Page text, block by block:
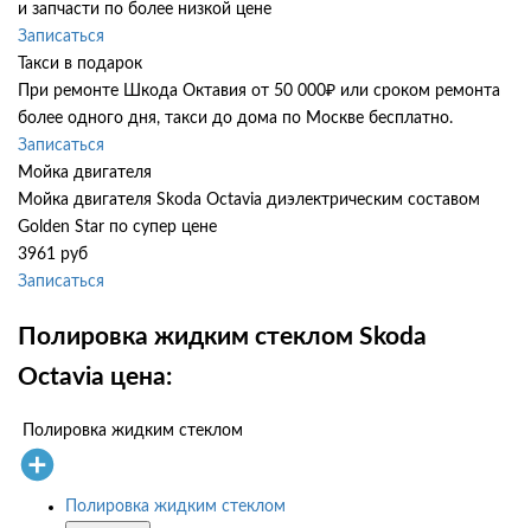
и запчасти по более низкой цене
Записаться
Такси в подарок
При ремонте Шкода Октавия от 50 000₽ или сроком ремонта
более одного дня, такси до дома по Москве бесплатно.
Записаться
Мойка двигателя
Мойка двигателя Skoda Octavia диэлектрическим составом
Golden Star по супер цене
3961 руб
Записаться
Полировка жидким стеклом Skoda
Octavia цена:
Полировка жидким стеклом
Полировка жидким стеклом